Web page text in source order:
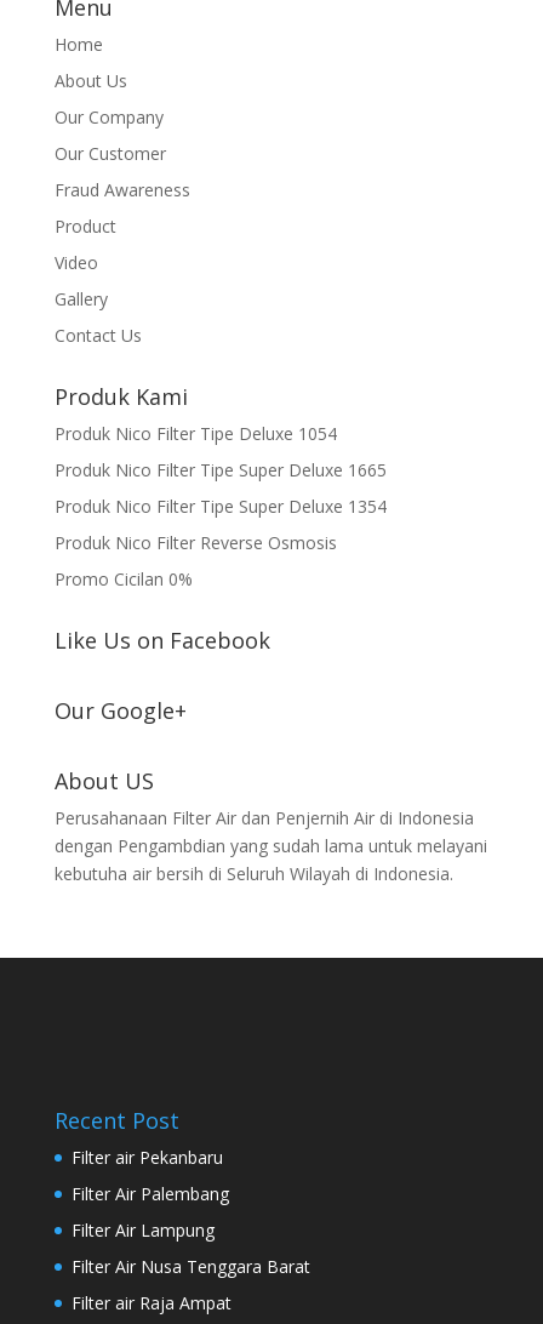
Menu
Home
About Us
Our Company
Our Customer
Fraud Awareness
Product
Video
Gallery
Contact Us
Produk Kami
Produk Nico Filter Tipe Deluxe 1054
Produk Nico Filter Tipe Super Deluxe 1665
Produk Nico Filter Tipe Super Deluxe 1354
Produk Nico Filter Reverse Osmosis
Promo Cicilan 0%
Like Us on Facebook
Our Google+
About US
Perusahanaan Filter Air dan Penjernih Air di Indonesia
dengan Pengambdian yang sudah lama untuk melayani
kebutuha air bersih di Seluruh Wilayah di Indonesia.
Recent Post
Filter air Pekanbaru
Filter Air Palembang
Filter Air Lampung
Filter Air Nusa Tenggara Barat
Filter air Raja Ampat